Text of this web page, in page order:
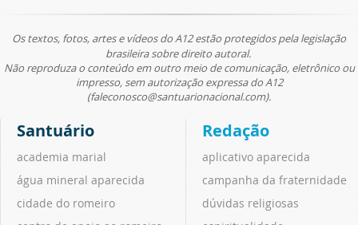
Os textos, fotos, artes e vídeos do A12 estão protegidos pela legislação
brasileira sobre direito autoral.
Não reproduza o conteúdo em outro meio de comunicação, eletrônico ou
impresso, sem autorização expressa do A12
(faleconosco@santuarionacional.com).
Santuário
academia marial
água mineral aparecida
cidade do romeiro
Redação
aplicativo aparecida
campanha da fraternidade
dúvidas religiosas